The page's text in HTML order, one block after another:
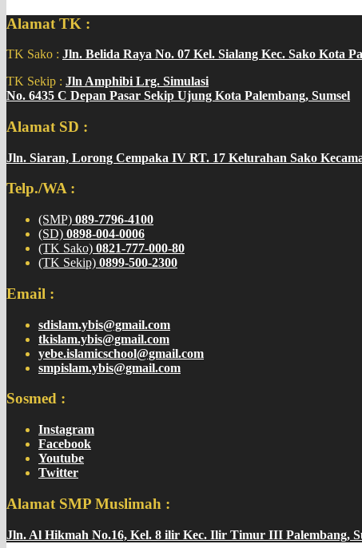
Alamat TK :
TK Sako : Jln. Belida Raya No. 07 Kel. Sialang Kec. Sako Kota
TK Sekip : Jln Amphibi Lrg. Simulasi
No. 6435 C Depan Pasar Sekip Ujung Kota Palembang, Sumsel
Alamat SD :
Jln. Siaran, Lorong Cempaka IV RT. 17 Kelurahan Sako
Telp./WA :
(SMP) 089-7796-4100
(SD) 0898-004-0006
(TK Sako) 0821-777-000-80
(TK Sekip) 0899-500-2300
Email :
sdislam.ybis@gmail.com
tkislam.ybis@gmail.com
yebe.islamicschool@gmail.com
smpislam.ybis@gmail.com
Sosmed :
Instagram
Facebook
Youtube
Twitter
Alamat SMP Muslimah :
Jln. Al Hikmah No.16, Kel. 8 ilir Kec. Ilir Timur III Palembang,